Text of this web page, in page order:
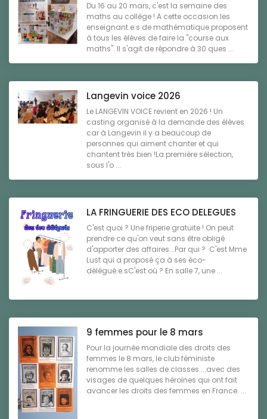
Du 16 au 20 mars, c'est la semaine des
maths au collège ! A cette occasion les
enseignant.e.s de mathématique proposent
à tous les élèves de faire la "course aux
maths". Il s'agit de répondre à 30 ques ...
Langevin voice 2026
Le LANGEVIN VOICE revient en 2026 ! Un
casting organisé à la demande des élèves
car à Langevin il y a beaucoup de
personnes qui aiment chanter et qui
chantent très bien !La première sélection,
sous l'o ...
LA FRINGUERIE DES ECO DELEGUES
C'est quoi ? Une friperie gratuite ! On peut
prendre ce qu'on veut sans être obligé
d'apporter des affaires...Par qui ? C'est Mme
Lust qui a proposé ça à ses éco-
délégué.e.sC'est où ? En salle 7, une ...
9 femmes pour le 8 mars
Pour la journée mondiale des droits des
femmes le 8 mars, le club féministe
renomme les salles de classes....avec des
visages de quelques héroïnes qui ont fait
avancer les droits des femmes en France. ...